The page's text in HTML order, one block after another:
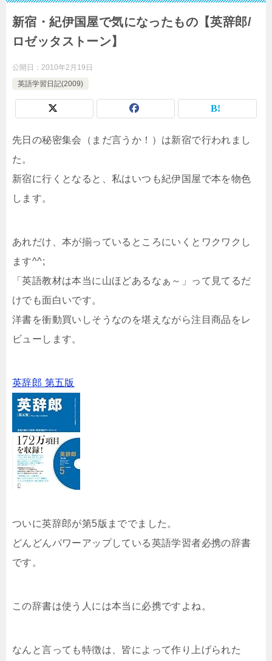
新宿・紀伊国屋で気になったもの【英辞郎/
ロゼッタストーン】
公開日： 2010年2月19日
英語学習日記(2009)
先日の秘密集会（まだ言うか！）は新宿で行われまし
た。
新宿に行くとなると、私はいつも紀伊国屋で本を物色
します。
あれだけ、本が揃っているところにいくとワクワクし
ます^^;
「英語教材は本当に山ほどあるなぁ～」って見てるだ
けでも面白いです。
洋書を衝動買いしそうなのを堪えながら注目商品をレ
ビューします。
英辞郎 第五版
ついに英辞郎が第5版まででました。
どんどんパワーアップしている英語学習者必携の辞書
です。
この辞書は使う人には本当に必携ですよね。
なんと言っても特徴は、皆によって作り上げられた